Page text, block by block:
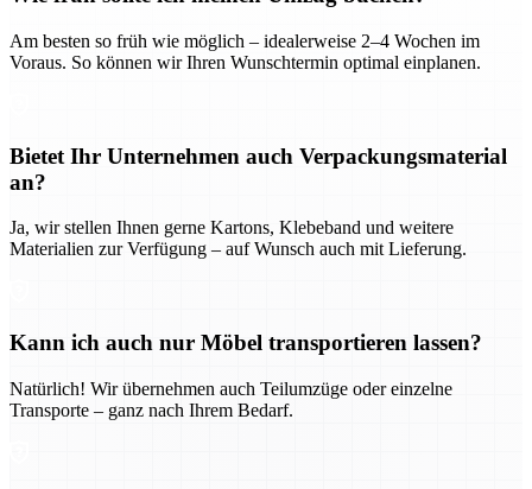
Am besten so früh wie möglich – idealerweise 2–4 Wochen im
Voraus. So können wir Ihren Wunschtermin optimal einplanen.
Bietet Ihr Unternehmen auch Verpackungsmaterial
an?
Ja, wir stellen Ihnen gerne Kartons, Klebeband und weitere
Materialien zur Verfügung – auf Wunsch auch mit Lieferung.
Kann ich auch nur Möbel transportieren lassen?
Natürlich! Wir übernehmen auch Teilumzüge oder einzelne
Transporte – ganz nach Ihrem Bedarf.